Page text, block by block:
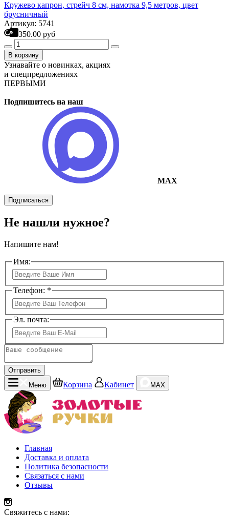
Кружево капрон, стрейч 8 см, намотка 9,5 метров, цвет
брусничный
Артикул: 5741
350.00 руб
В корзину
Узнавайте о новинках, акциях
и спецпредложениях
ПЕРВЫМИ
Подпишитесь на наш
MAX
Подписаться
Не нашли нужное?
Напишите нам!
Имя:
Телефон: *
Эл. почта:
Отправить
Меню
Корзина Кабинет MAX
Главная
Доставка и оплата
Политика безопасности
Связаться с нами
Отзывы
Свяжитесь с нами: